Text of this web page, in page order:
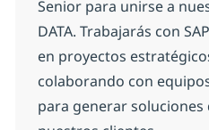
Senior para unirse a
DATA. Trabajarás con
en proyectos
colaborando con
para generar